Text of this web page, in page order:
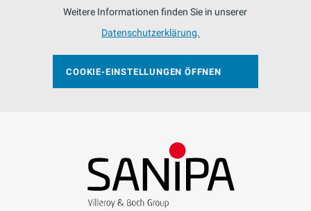
Weitere Informationen finden Sie in unserer
Datenschutzerklärung.
COOKIE-EINSTELLUNGEN ÖFFNEN